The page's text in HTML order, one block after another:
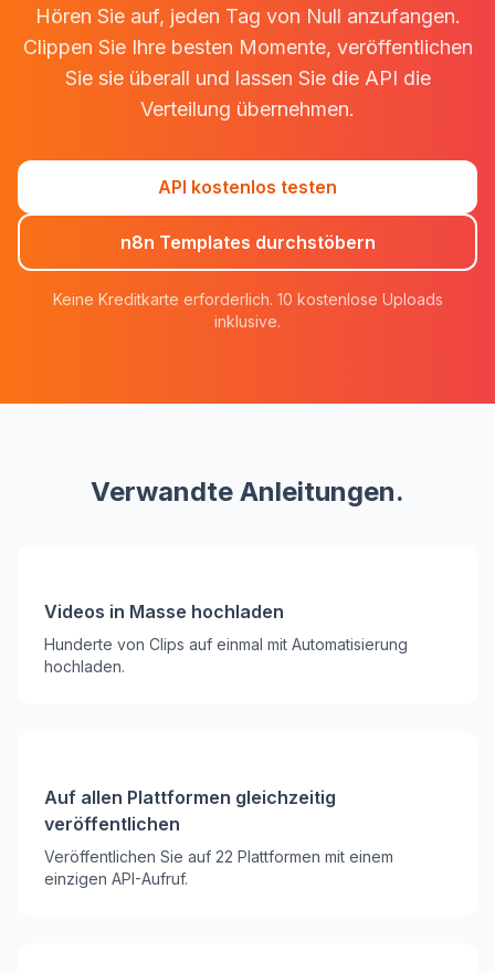
Hören Sie auf, jeden Tag von Null anzufangen.
Clippen Sie Ihre besten Momente, veröffentlichen
Sie sie überall und lassen Sie die API die
Verteilung übernehmen.
API kostenlos testen
n8n Templates durchstöbern
Keine Kreditkarte erforderlich. 10 kostenlose Uploads
inklusive.
Verwandte Anleitungen.
Videos in Masse hochladen
Hunderte von Clips auf einmal mit Automatisierung
hochladen.
Auf allen Plattformen gleichzeitig
veröffentlichen
Veröffentlichen Sie auf 22 Plattformen mit einem
einzigen API-Aufruf.